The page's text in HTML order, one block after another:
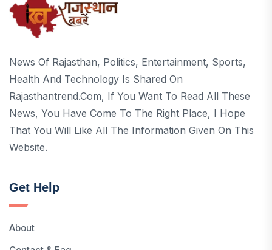
News Of Rajasthan, Politics, Entertainment, Sports,
Health And Technology Is Shared On
Rajasthantrend.com, If You Want To Read All These
News, You Have Come To The Right Place, I Hope
That You Will Like All The Information Given On This
Website.
Get Help
About